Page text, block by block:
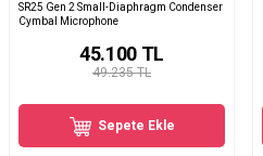
SR25 Gen 2 Small-Diaphragm Condenser
Cymbal Microphone
49.235 TL
45.100TL
Sepete Ekle